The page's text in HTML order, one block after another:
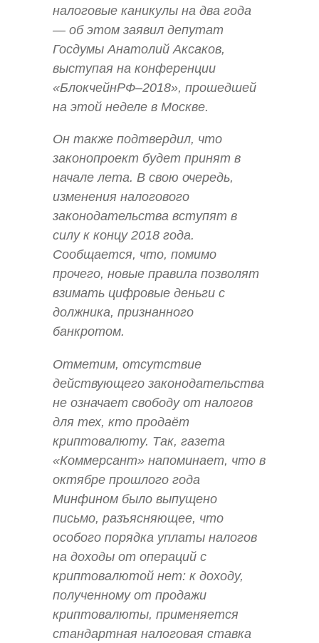
налоговые каникулы на два года
— об этом заявил депутат
Госдумы Анатолий Аксаков,
выступая на конференции
«БлокчейнРФ–2018», прошедшей
на этой неделе в Москве.
Он также подтвердил, что
законопроект будет принят в
начале лета. В свою очередь,
изменения налогового
законодательства вступят в
силу к концу 2018 года.
Сообщается, что, помимо
прочего, новые правила позволят
взимать цифровые деньги с
должника, признанного
банкротом.
Отметим, отсутствие
действующего законодательства
не означает свободу от налогов
для тех, кто продаёт
криптовалюту. Так, газета
«Коммерсант» напоминает, что в
октябре прошлого года
Минфином было выпущено
письмо, разъясняющее, что
особого порядка уплаты налогов
на доходы от операций с
криптовалютой нет: к доходу,
полученному от продажи
криптовалюты, применяется
стандартная налоговая ставка